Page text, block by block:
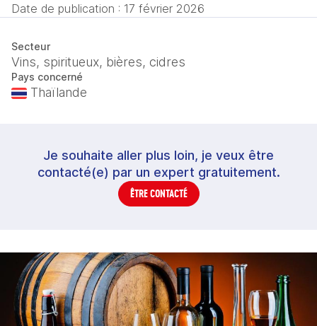
Date de publication : 17 février 2026
Secteur
Vins, spiritueux, bières, cidres
Pays concerné
Thaïlande
Je souhaite aller plus loin, je veux être
contacté(e) par un expert gratuitement.
ÊTRE CONTACTÉ